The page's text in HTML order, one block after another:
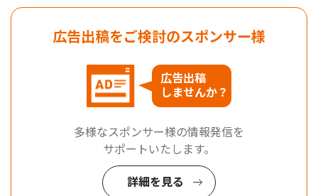
広告出稿をご検討のスポンサー様
広告出稿
しませんか？
多様なスポンサー様の情報発信を
サポートいたします。
詳細を見る